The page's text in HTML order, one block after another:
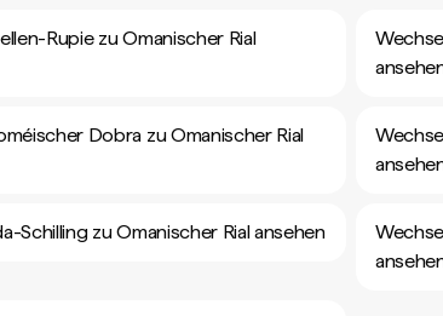
Rupie zu Omanischer Rial
Dobra zu Omanischer Rial
Schilling zu Omanischer Rial ansehen